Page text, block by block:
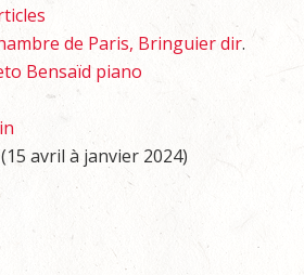
de Paris, Bringuier dir.
Bensaïd piano
(15 avril à janvier 2024)